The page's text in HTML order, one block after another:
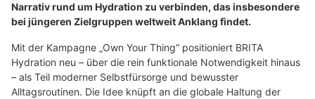
Narrativ rund um Hydration zu verbinden, das insbesondere
bei jüngeren Zielgruppen weltweit Anklang findet.
Mit der Kampagne „Own Your Thing“ positioniert BRITA
Hydration neu – über die rein funktionale Notwendigkeit hinaus
– als Teil moderner Selbstfürsorge und bewusster
Alltagsroutinen. Die Idee knüpft an die globale Haltung der